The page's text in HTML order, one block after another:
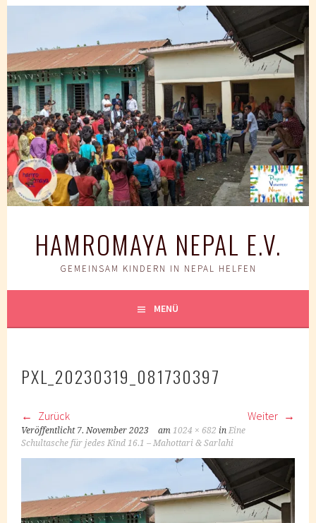
Springe
HAMROMAYA NEPAL E.V.
GEMEINSAM KINDERN IN NEPAL HELFEN
MENÜ
PXL_20230319_081730397
Zurück Weiter
Veröffentlicht 7. November 2023 am1024 × 682 inEine
Schultasche für jedes Kind 16.1 – Mahottari & Sarlahi